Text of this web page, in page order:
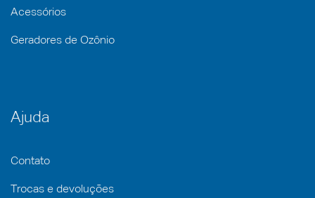
Acessórios
Geradores de Ozônio
Ajuda
Contato
Trocas e devoluções